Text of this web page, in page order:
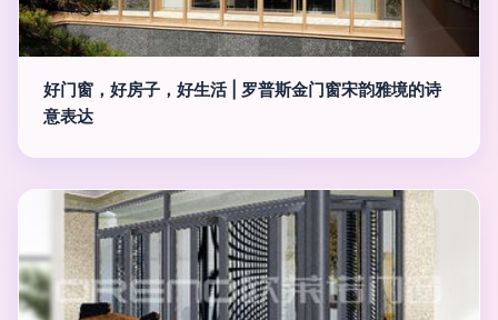
好门窗，好房子，好生活 | 罗普斯金门窗宋韵雅境的诗
意表达